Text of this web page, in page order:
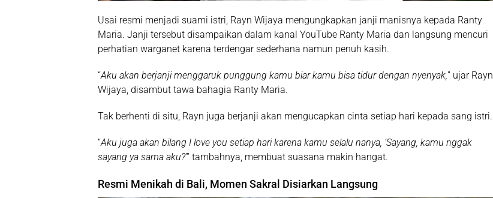
Usai resmi menjadi suami istri, Rayn Wijaya mengungkapkan janji manisnya kepada Ranty
Maria. Janji tersebut disampaikan dalam kanal YouTube Ranty Maria dan langsung mencuri
perhatian warganet karena terdengar sederhana namun penuh kasih.
“Aku akan berjanji menggaruk punggung kamu biar kamu bisa tidur dengan nyenyak,” ujar Rayn
Wijaya, disambut tawa bahagia Ranty Maria.
Tak berhenti di situ, Rayn juga berjanji akan mengucapkan cinta setiap hari kepada sang istri.
“Aku juga akan bilang I love you setiap hari karena kamu selalu nanya, ‘Sayang, kamu nggak
sayang ya sama aku?’” tambahnya, membuat suasana makin hangat.
Resmi Menikah di Bali, Momen Sakral Disiarkan Langsung